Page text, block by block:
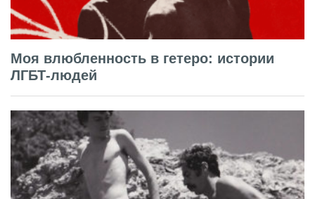
Моя влюбленность в гетеро: истории
ЛГБТ-людей